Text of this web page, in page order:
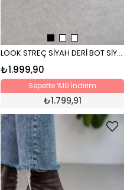
LOOK STREÇ SİYAH DERİ BOT SİYAH
₺1.999,90
Sepette %10 İndirim
₺1.799,91